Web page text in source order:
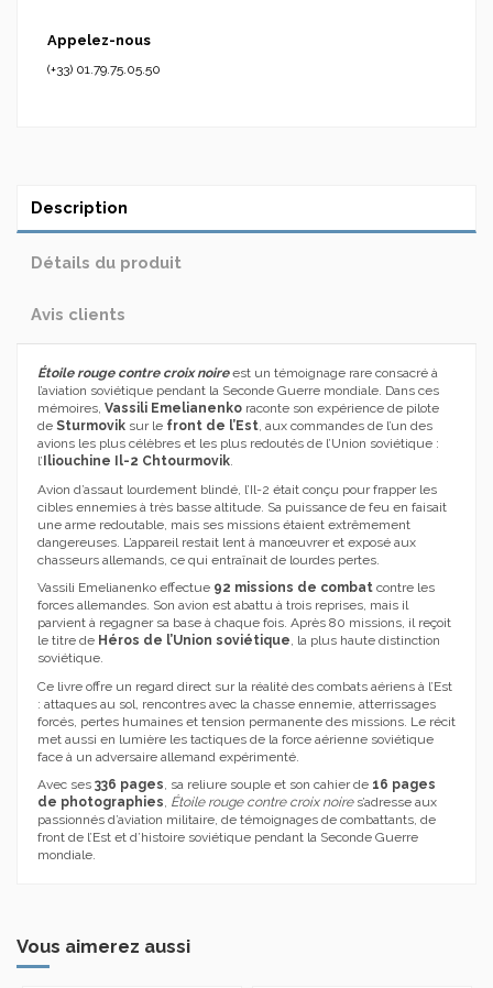
Appelez-nous
(+33) 01.79.75.05.50
Description
Détails du produit
Avis clients
Étoile rouge contre croix noireest un témoignage rare consacré à
l’aviation soviétique pendant la Seconde Guerre mondiale. Dans ces
mémoires, Vassili Emelianenko raconte son expérience de pilote
de Sturmovik sur le front de l’Est, aux commandes de l’un des
avions les plus célèbres et les plus redoutés de l’Union soviétique :
l’ Iliouchine Il-2 Chtourmovik.
Avion d’assaut lourdement blindé, l’Il-2 était conçu pour frapper les
cibles ennemies à très basse altitude. Sa puissance de feu en faisait
une arme redoutable, mais ses missions étaient extrêmement
dangereuses. L’appareil restait lent à manœuvrer et exposé aux
chasseurs allemands, ce qui entraînait de lourdes pertes.
Vassili Emelianenko effectue 92 missions de combat contre les
forces allemandes. Son avion est abattu à trois reprises, mais il
parvient à regagner sa base à chaque fois. Après 80 missions, il reçoit
le titre de Héros de l’Union soviétique, la plus haute distinction
soviétique.
Ce livre offre un regard direct sur la réalité des combats aériens à l’Est
: attaques au sol, rencontres avec la chasse ennemie, atterrissages
forcés, pertes humaines et tension permanente des missions. Le récit
met aussi en lumière les tactiques de la force aérienne soviétique
face à un adversaire allemand expérimenté.
Avec ses 336 pages, sa reliure souple et son cahier de 16 pages
de photographies, Étoile rouge contre croix noires’adresse aux
passionnés d’aviation militaire, de témoignages de combattants, de
front de l’Est et d’histoire soviétique pendant la Seconde Guerre
mondiale.
Vous aimerez aussi